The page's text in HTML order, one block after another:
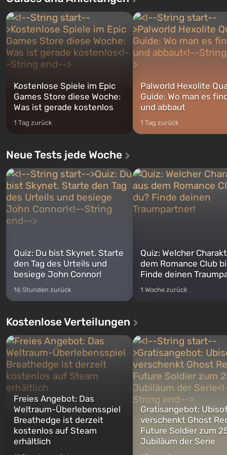
Charakteren: Michael, Trevor und
Franklin, zwischen denen Sie
jederzeit...
nach dem Abwurf von
auf Amerika geöffnet wird.
Kostenlose Spiele im Epic
Games Store diese Woche:
Was ist gerade kostenlos
1 Tag zurück
Palworld Hexolite
Guide: Wo man es
und abbaut
1 Tag zurück
Neue Tests jede Woche
Quiz: Du bist Skynet. Starte
den Tag des Urteils und
besiege John Connor!
16 Stunden zurück
Quiz: Welcher
dem Romance Club
Finde deinen
1 Woche zurück
Kostenlose Verteilungen
Freies Angebot: Das
Weltraum-Überlebensspiel
Breathedge ist derzeit
kostenlos auf Steam
erhältlich
Gratisangebot:
verschenkt Ghost
Future Soldier zum
Jubiläum der Serie